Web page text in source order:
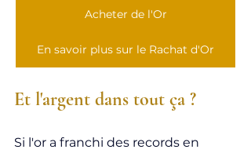
Acheter de l'Or
En savoir plus sur le Rachat d'Or
Et l'argent dans tout ça ?
Si l'or a franchi des records en